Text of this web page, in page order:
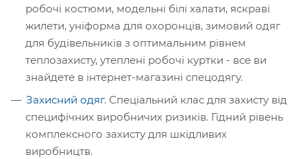
робочі костюми, модельні білі халати, яскраві
жилети, уніформа для охоронців, зимовий одяг
для будівельників з оптимальним рівнем
теплозахисту, утеплені робочі куртки - все ви
знайдете в інтернет-магазині спецодягу.
Захисний одяг. Спеціальний клас для захисту від
специфічних виробничих ризиків. Гідний рівень
комплексного захисту для шкідливих
виробництв.